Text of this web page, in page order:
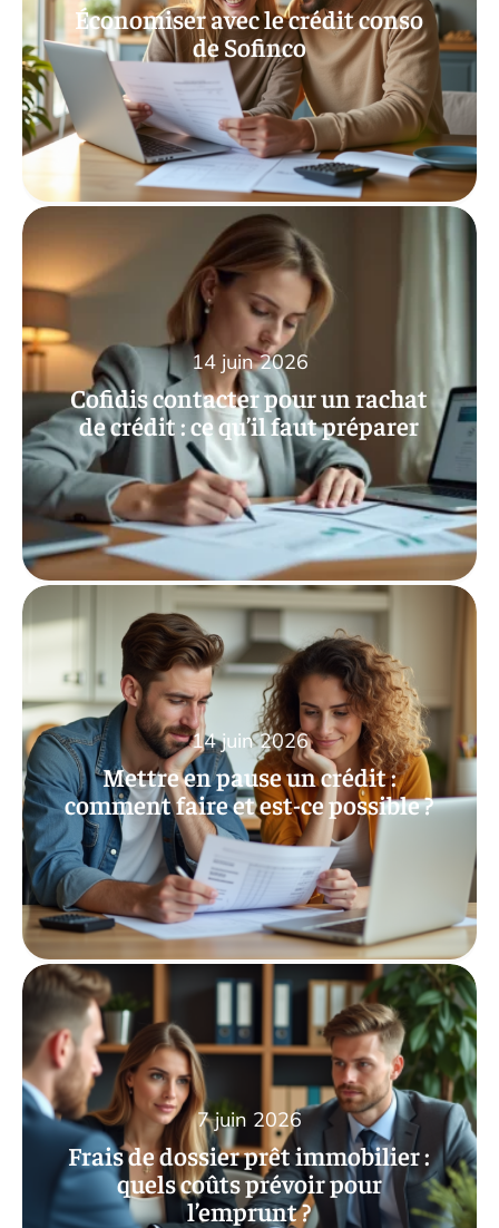
Économiser avec le crédit conso
de Sofinco
Cofidis contacter pour un rachat
de crédit : ce qu’il faut préparer
14 juin 2026
Mettre en pause un crédit :
comment faire et est-ce possible ?
14 juin 2026
Frais de dossier prêt immobilier :
quels coûts prévoir pour
l’emprunt ?
7 juin 2026